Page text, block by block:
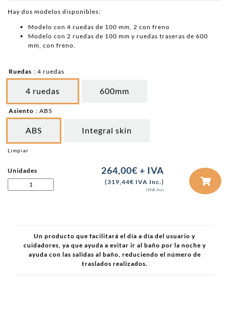
Hay dos modelos disponibles:
Modelo con 4 ruedas de 100 mm, 2 con freno
Modelo con 2 ruedas de 100 mm y ruedas traseras de 600
mm, con freno.
Ruedas : 4 ruedas
4 ruedas 600mm
Asiento : ABS
ABS Integral skin
Limpiar
Unidades
ASIENTO
DUCHA
264,00€ + IVA
(319,44€ IVA Inc.)
(IVA Inc)
Un producto que facilitará el día a día del usuario y
cuidadores, ya que ayuda a evitar ir al baño por la noche y
ayuda con las salidas al baño, reduciendo el número de
traslados realizados.